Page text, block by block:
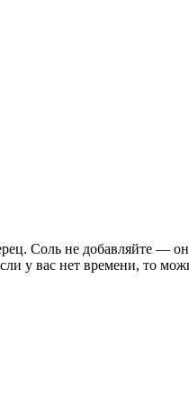
Соль не добавляйте —
у вас нет времени, то